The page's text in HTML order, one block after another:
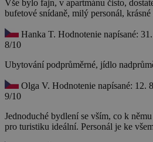
Vše bylo fajn, v apartmánu čisto,
bufetové snídaně, milý personál,
Hanka T. Hodnotenie napísané:
8/10
Ubytování podprůměrné, jídlo
Olga V. Hodnotenie napísané: 12.
9/10
Jednoduché bydlení se vším, co k
pro turistiku ideální. Personál je ke